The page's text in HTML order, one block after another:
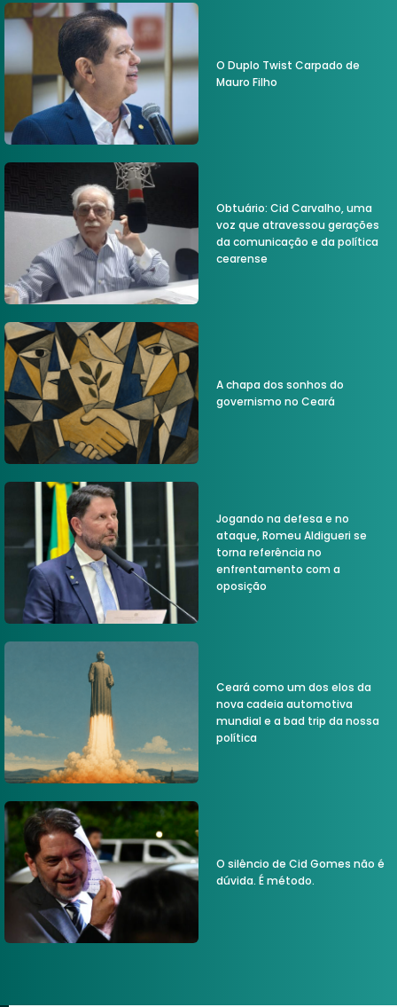
O Duplo Twist Carpado de
Mauro Filho
Obtuário: Cid Carvalho, uma
voz que atravessou gerações
da comunicação e da política
cearense
A chapa dos sonhos do
governismo no Ceará
Jogando na defesa e no
ataque, Romeu Aldigueri se
torna referência no
enfrentamento com a
oposição
Ceará como um dos elos da
nova cadeia automotiva
mundial e a bad trip da nossa
política
O silêncio de Cid Gomes não é
dúvida. É método.